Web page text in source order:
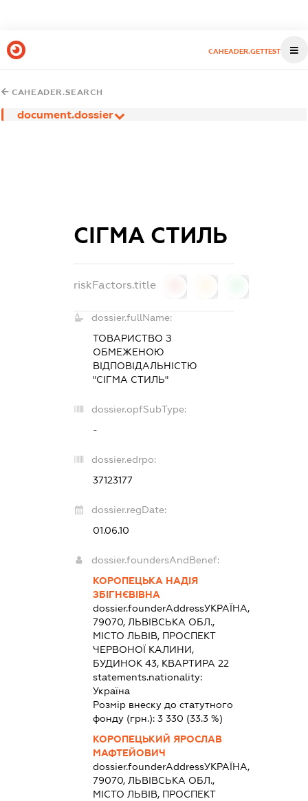
CAHEADER.GETTEST
CAHEADER.SEARCH
document.dossier
СІГМА СТИЛЬ
riskFactors.title
dossier.fullName:
ТОВАРИСТВО З
ОБМЕЖЕНОЮ
ВІДПОВІДАЛЬНІСТЮ
"СІГМА СТИЛЬ"
dossier.opfSubType:
-
dossier.edrpo:
37123177
dossier.regDate:
01.06.10
dossier.foundersAndBenef:
КОРОПЕЦЬКА НАДІЯ
ЗБІГНЄВІВНА
dossier.founderAddressУКРАЇНА,
79070, ЛЬВІВСЬКА ОБЛ.,
МІСТО ЛЬВІВ, ПРОСПЕКТ
ЧЕРВОНОЇ КАЛИНИ,
БУДИНОК 43, КВАРТИРА 22
statements.nationality:
Україна
Розмір внеску до статутного
фонду (грн.): 3 330 (33.3 %)
КОРОПЕЦЬКИЙ ЯРОСЛАВ
МАФТЕЙОВИЧ
dossier.founderAddressУКРАЇНА,
79070, ЛЬВІВСЬКА ОБЛ.,
МІСТО ЛЬВІВ, ПРОСПЕКТ